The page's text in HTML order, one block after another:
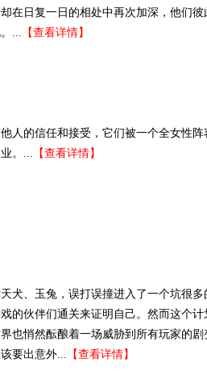
在日复一日的相处中再次加深，他们
... 【查看详情】
人的信任和接受，它们被一个全女性
。... 【查看详情】
犬、玉兔，误打误撞进入了一个坑很
的伙伴们通关来证明自己。然而这个
也悄然酝酿着一场威胁到所有玩家的剧
要出意外... 【查看详情】